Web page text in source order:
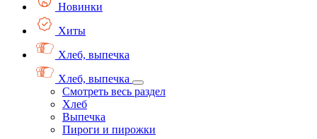
Новинки
Хиты
Хлеб, выпечка
Хлеб, выпечка
Смотреть весь раздел
Хлеб
Выпечка
Пироги и пирожки